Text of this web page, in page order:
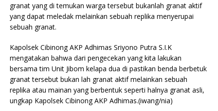
granat yang di temukan warga tersebut bukanlah granat aktif
yang dapat meledak melainkan sebuah replika menyerupai
sebuah granat.
Kapolsek Cibinong AKP Adhimas Sriyono Putra S.I.K
mengatakan bahwa dari pengecekan yang kita lakukan
bersama tim Unit Jibom kelapa dua di pastikan benda berbetuk
granat tersebut bukan lah granat aktif melainkan sebuah
replika atau mainan yang berbentuk seperti halnya granat asli,
ungkap Kapolsek Cibinong AKP Adhimas.(iwang/nia)